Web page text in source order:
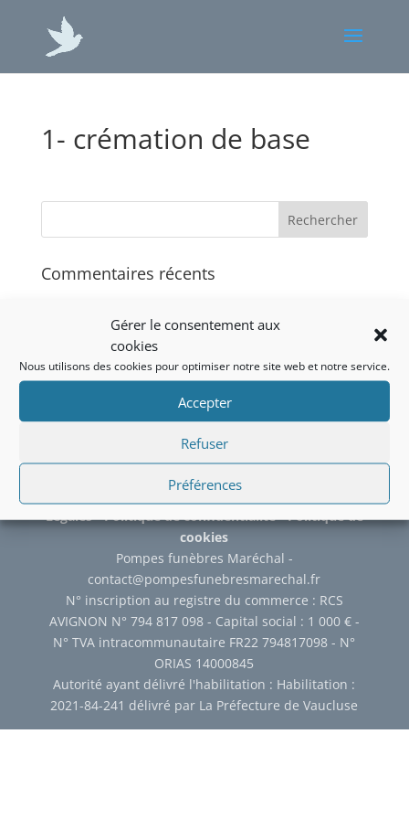
Gérer le consentement aux
cookies
Nous utilisons des cookies pour optimiser notre site web et notre service.
Accepter
Refuser
Préférences
1- crémation de base
Commentaires récents
Catégories
© 2016-2026 Pompes funèbres Maréchal -
Légales-Politique de confidentialité-Politique de
cookies
Pompes funèbres Maréchal -
contact@pompesfunebresmarechal.fr
N° inscription au registre du commerce : RCS
AVIGNON N° 794 817 098 - Capital social : 1 000 € -
N° TVA intracommunautaire FR22 794817098 - N°
ORIAS 14000845
Autorité ayant délivré l'habilitation : Habilitation :
2021-84-241 délivré par La Préfecture de Vaucluse